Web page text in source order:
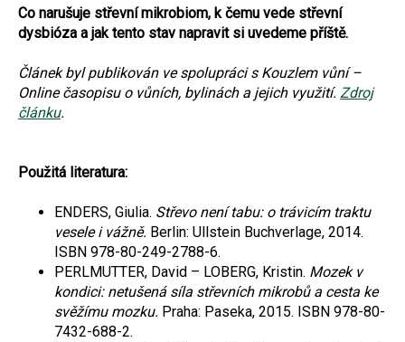
Co narušuje střevní mikrobiom, k čemu vede střevní
dysbióza a jak tento stav napravit si uvedeme příště.
Článek byl publikován ve spolupráci s Kouzlem vůní –
Online časopisu o vůních, bylinách a jejich využití. Zdroj
článku.
Použitá literatura:
ENDERS, Giulia. Střevo není tabu: o trávicím traktu
vesele i vážně. Berlin: Ullstein Buchverlage, 2014.
ISBN 978-80-249-2788-6.
PERLMUTTER, David – LOBERG, Kristin. Mozek v
kondici: netušená síla střevních mikrobů a cesta ke
svěžímu mozku. Praha: Paseka, 2015. ISBN 978-80-
7432-688-2.